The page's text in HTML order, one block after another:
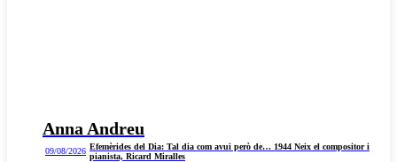
Anna Andreu
09/08/2026 Efemèrides del Dia: Tal dia com avui però de… 1944 Neix el compositor i
pianista, Ricard Miralles